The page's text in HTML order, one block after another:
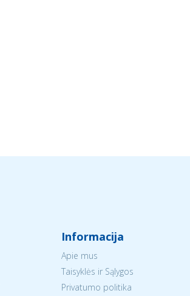
Informacija
Apie mus
Taisyklės ir Sąlygos
Privatumo politika